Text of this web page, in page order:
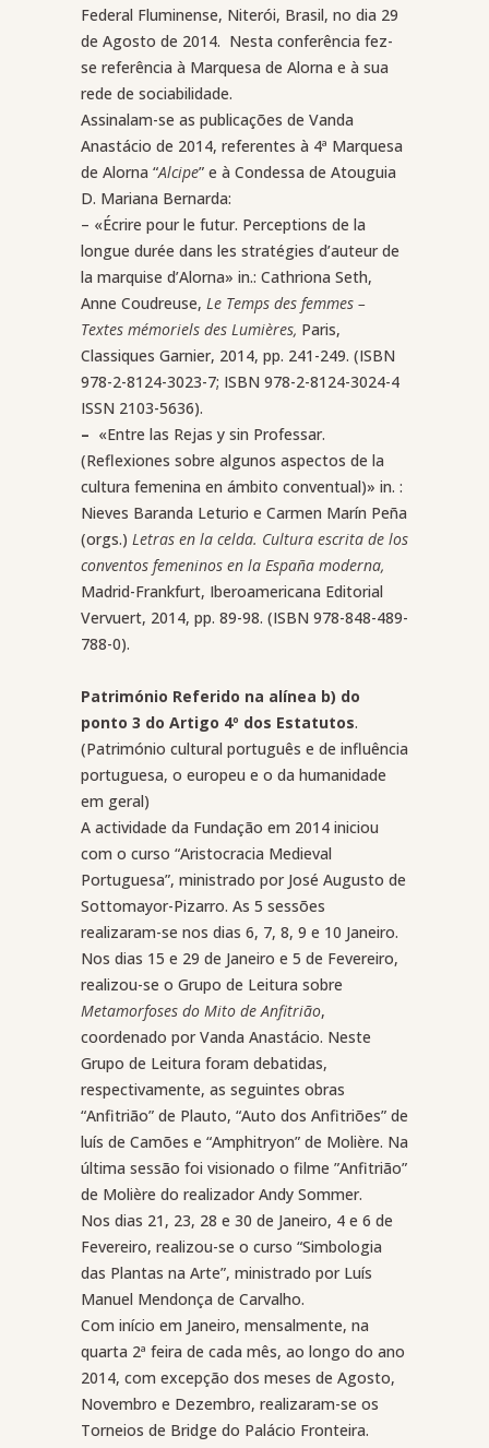
Federal Fluminense, Niterói, Brasil, no dia 29
de Agosto de 2014. Nesta conferência fez-
se referência à Marquesa de Alorna e à sua
rede de sociabilidade.
Assinalam-se as publicações de Vanda
Anastácio de 2014, referentes à 4ª Marquesa
de Alorna “Alcipe” e à Condessa de Atouguia
D. Mariana Bernarda:
– «Écrire pour le futur. Perceptions de la
longue durée dans les stratégies d’auteur de
la marquise d’Alorna» in.: Cathriona Seth,
Anne Coudreuse, Le Temps des femmes –
Textes mémoriels des Lumières, Paris,
Classiques Garnier, 2014, pp. 241-249. (ISBN
978-2-8124-3023-7; ISBN 978-2-8124-3024-4
ISSN 2103-5636).
– «Entre las Rejas y sin Professar.
(Reflexiones sobre algunos aspectos de la
cultura femenina en ámbito conventual)» in. :
Nieves Baranda Leturio e Carmen Marín Peña
(orgs.) Letras en la celda. Cultura escrita de los
conventos femeninos en la España moderna,
Madrid-Frankfurt, Iberoamericana Editorial
Vervuert, 2014, pp. 89-98. (ISBN 978-848-489-
788-0).
Património Referido na alínea b) do
ponto 3 do Artigo 4º dos Estatutos.
(Património cultural português e de influência
portuguesa, o europeu e o da humanidade
em geral)
A actividade da Fundação em 2014 iniciou
com o curso “Aristocracia Medieval
Portuguesa”, ministrado por José Augusto de
Sottomayor-Pizarro. As 5 sessões
realizaram-se nos dias 6, 7, 8, 9 e 10 Janeiro.
Nos dias 15 e 29 de Janeiro e 5 de Fevereiro,
realizou-se o Grupo de Leitura sobre
Metamorfoses do Mito de Anfitrião,
coordenado por Vanda Anastácio. Neste
Grupo de Leitura foram debatidas,
respectivamente, as seguintes obras
“Anfitrião” de Plauto, “Auto dos Anfitriões” de
luís de Camões e “Amphitryon” de Molière. Na
última sessão foi visionado o filme ”Anfitrião”
de Molière do realizador Andy Sommer.
Nos dias 21, 23, 28 e 30 de Janeiro, 4 e 6 de
Fevereiro, realizou-se o curso “Simbologia
das Plantas na Arte”, ministrado por Luís
Manuel Mendonça de Carvalho.
Com início em Janeiro, mensalmente, na
quarta 2ª feira de cada mês, ao longo do ano
2014, com excepção dos meses de Agosto,
Novembro e Dezembro, realizaram-se os
Torneios de Bridge do Palácio Fronteira.